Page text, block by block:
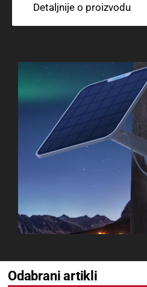
Detaljnije o proizvodu
Odabrani artikli